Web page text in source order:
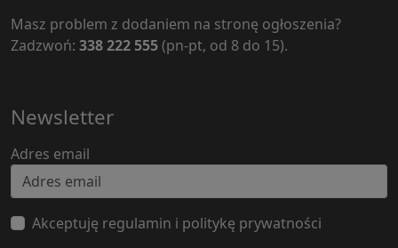
Masz problem z dodaniem na stronę ogłoszenia?
Zadzwoń: 338 222 555(pn-pt, od 8 do 15).
Newsletter
Adres email
Akceptuję regulamin i politykę prywatności